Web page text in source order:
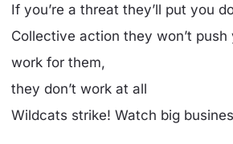
If you’re a threat they’ll put you
Collective action they won’t push
work for them,
they don’t work at all
Wildcats strike! Watch big